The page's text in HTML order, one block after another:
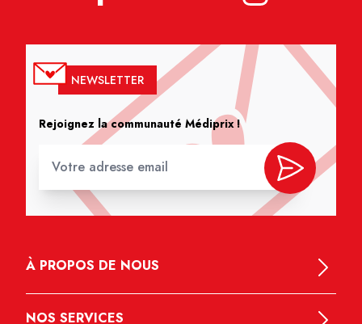
NEWSLETTER
Rejoignez la communauté Médiprix !
À PROPOS DE NOUS
NOS SERVICES